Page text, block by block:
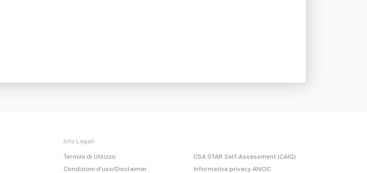
Info Legali
Termini di Utilizzo
Condizioni d'uso/Disclaimer
CSA STAR Self-Assessment (CAIQ)
Informativa privacy ANCIC